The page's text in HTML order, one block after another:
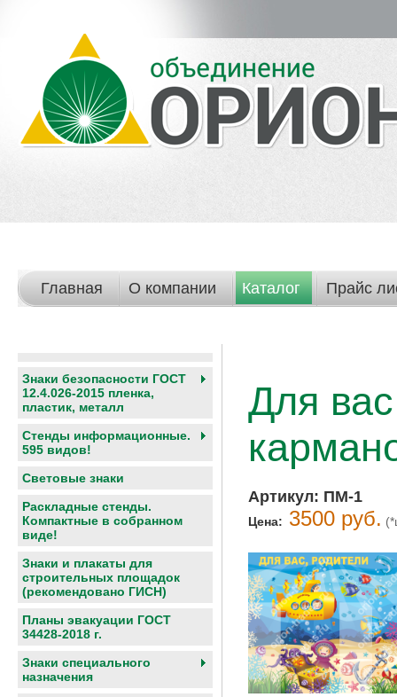
Главная О компании Каталог Прайс
Знаки безопасности ГОСТ
12.4.026-2015 пленка,
пластик, металл
Стенды информационные.
595 видов!
Световые знаки
Раскладные стенды.
Компактные в собранном
виде!
Знаки и плакаты для
строительных площадок
(рекомендовано ГИСН)
Планы эвакуации ГОСТ
34428-2018 г.
Знаки специального
назначения
Для
Артикул: ПМ-1
Цена: 3500 руб.